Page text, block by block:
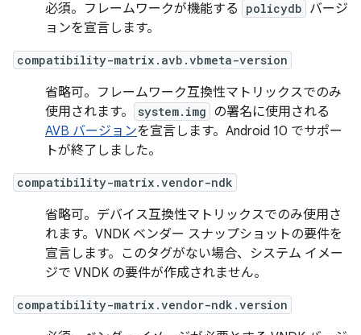
必須。フレームワークが機能する policydb バージ
ョンを宣言します。
compatibility-matrix.avb.vbmeta-version
省略可。フレームワーク互換性マトリックスでのみ
使用されます。
system.img の署名に使用される
AVB バージョンを宣言します。Android 10 でサポー
トが終了しました。
compatibility-matrix.vendor-ndk
省略可。デバイス互換性マトリックスでのみ使用さ
れます。VNDK ベンダー スナップショットの要件を
宣言します。このタグがない場合、システム イメー
ジで VNDK の要件が作成されません。
compatibility-matrix.vendor-ndk.version